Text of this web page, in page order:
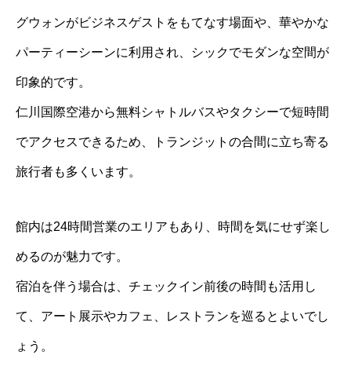
グウォンがビジネスゲストをもてなす場面や、華やかな
パーティーシーンに利用され、シックでモダンな空間が
印象的です。
仁川国際空港から無料シャトルバスやタクシーで短時間
でアクセスできるため、トランジットの合間に立ち寄る
旅行者も多くいます。
館内は24時間営業のエリアもあり、時間を気にせず楽し
めるのが魅力です。
宿泊を伴う場合は、チェックイン前後の時間も活用し
て、アート展示やカフェ、レストランを巡るとよいでし
ょう。